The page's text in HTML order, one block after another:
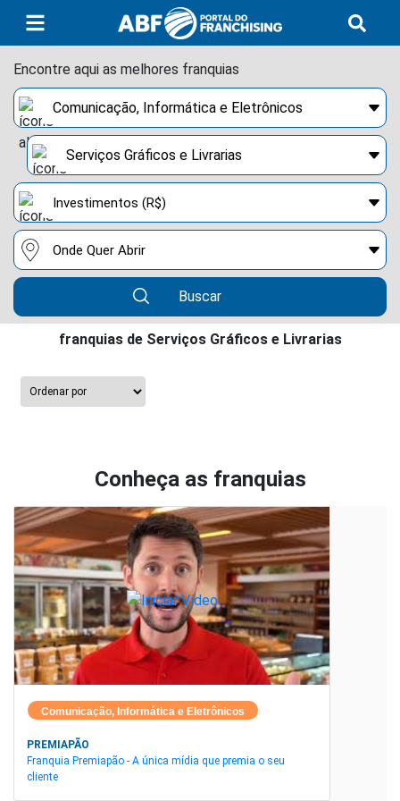
Encontre aqui as melhores franquias
Buscar
franquias de Serviços Gráficos e Livrarias
Conheça as franquias
Comunicação, Informática e Eletrônicos
PREMIAPÃO
Franquia Premiapão - A única mídia que premia o seu
cliente